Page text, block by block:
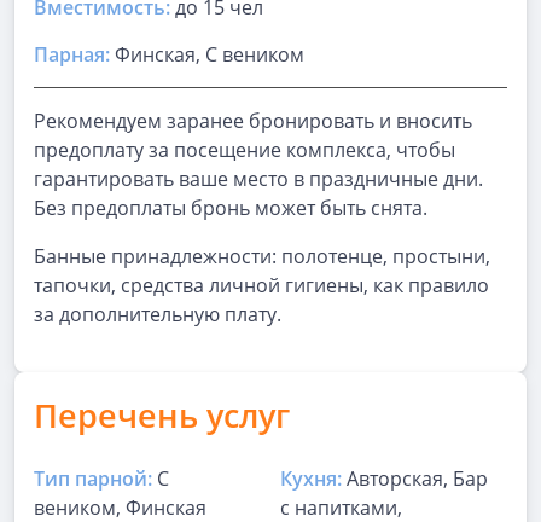
Вместимость:до 15 чел
Парная:Финская, С веником
Рекомендуем заранее бронировать и вносить
предоплату за посещение комплекса, чтобы
гарантировать ваше место в праздничные дни.
Без предоплаты бронь может быть снята.
Банные принадлежности: полотенце, простыни,
тапочки, средства личной гигиены, как правило
за дополнительную плату.
Перечень услуг
Тип парной: С
веником, Финская
Кухня:Авторская, Бар
с напитками,